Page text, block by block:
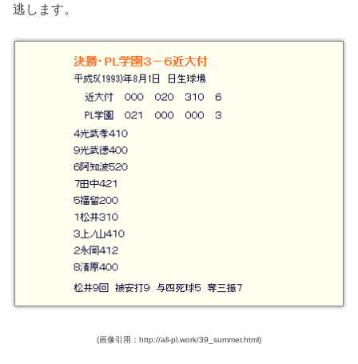
逃します。
(画像引用：http://all-pl.work/39_summer.html)